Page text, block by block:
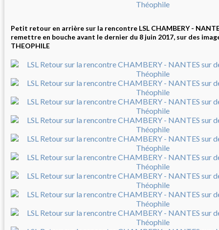
Petit retour en arrière sur la rencontre LSL CHAMBERY -
remettre en bouche avant le dernier du 8 juin 2017, sur des
THEOPHILE